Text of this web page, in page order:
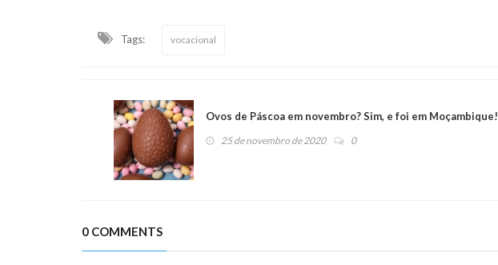
Tags: vocacional
Ovos de Páscoa em novembro? Sim, e foi em Moçambique!
25 de novembro de 2020 0
0 COMMENTS